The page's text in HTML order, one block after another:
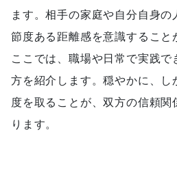
ます。相手の家庭や自分自身の
節度ある距離感を意識すること
ここでは、職場や日常で実践で
方を紹介します。穏やかに、し
度を取ることが、双方の信頼関
ります。